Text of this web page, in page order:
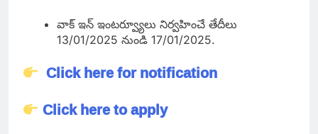
వాక్ ఇన్ ఇంటర్వ్యూలు నిర్వహించే తేదీలు
13/01/2025 నుండి 17/01/2025.
Click here for notification
Click here to apply